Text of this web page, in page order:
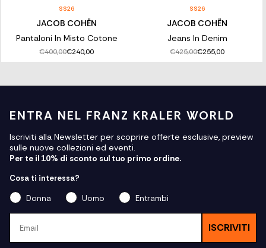
SS26
JACOB COHËN
Pantaloni In Misto Cotone
€400,00€240,00
SS26
JACOB COHËN
Jeans In Denim
€425,00€255,00
ENTRA NEL FRANZ KRALER WORLD
Iscriviti alla Newsletter per scoprire offerte esclusive, preview
sulle nuove collezioni ed eventi.
Per te il 10% di sconto sul tuo primo ordine.
Cosa ti interessa?
Donna
Uomo
Entrambi
ISCRIVITI